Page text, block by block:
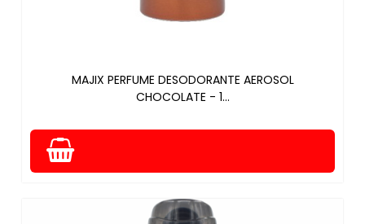
MAJIX PERFUME DESODORANTE AEROSOL
CHOCOLATE - 1...